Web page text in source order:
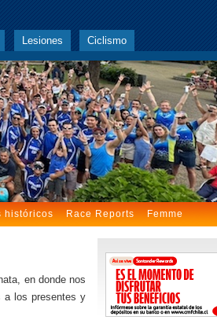
Lesiones Ciclismo
históricos Race Reports Femme
en donde nos
a los presentes y